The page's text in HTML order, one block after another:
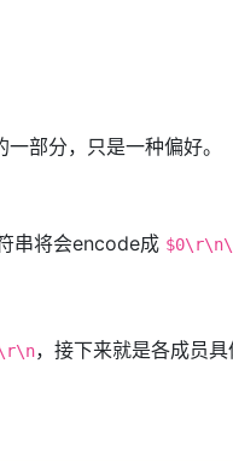
部分，只是一种偏好。
串将会encode成
，接下来就是各成员具